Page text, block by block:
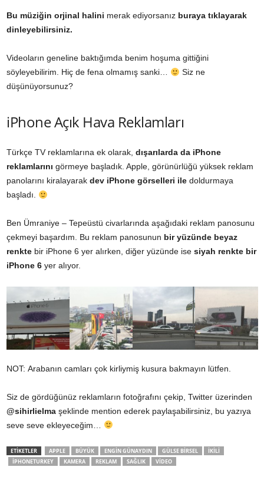
Bu müziğin orjinal halini merak ediyorsanız buraya tıklayarak
dinleyebilirsiniz.
Videoların geneline baktığımda benim hoşuma gittiğini
söyleyebilirim. Hiç de fena olmamış sanki…
Siz ne
düşünüyorsunuz?
iPhone Açık Hava Reklamları
Türkçe TV reklamlarına ek olarak, dışarılarda da iPhone
reklamlarını görmeye başladık. Apple, görünürlüğü yüksek reklam
panolarını kiralayarak dev iPhone görselleri ile doldurmaya
başladı.
Ben Ümraniye – Tepeüstü civarlarında aşağıdaki reklam panosunu
çekmeyi başardım. Bu reklam panosunun bir yüzünde beyaz
renkte bir iPhone 6 yer alırken, diğer yüzünde ise siyah renkte bir
iPhone 6 yer alıyor.
NOT: Arabanın camları çok kirliymiş kusura bakmayın lütfen.
Siz de gördüğünüz reklamların fotoğrafını çekip, Twitter üzerinden
@sihirlielma şeklinde mention ederek paylaşabilirsiniz, bu yazıya
seve seve ekleyeceğim…
ETİKETLER APPLE BÜYÜK ENGIN GÜNAYDIN GÜLSE BIRSEL
IKILI
IPHONETURKEY
KAMERA REKLAM SAĞLIK VIDEO